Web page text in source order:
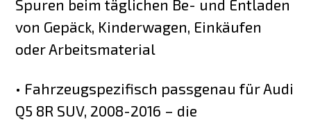
Spuren beim täglichen Be- und Entladen
von Gepäck, Kinderwagen, Einkäufen
oder Arbeitsmaterial
• Fahrzeugspezifisch passgenau für Audi
Q5 8R SUV, 2008-2016 – die